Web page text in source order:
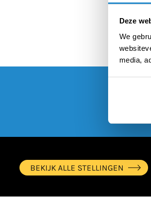
Deze
We
media,
BEKIJK ALLE STELLINGEN